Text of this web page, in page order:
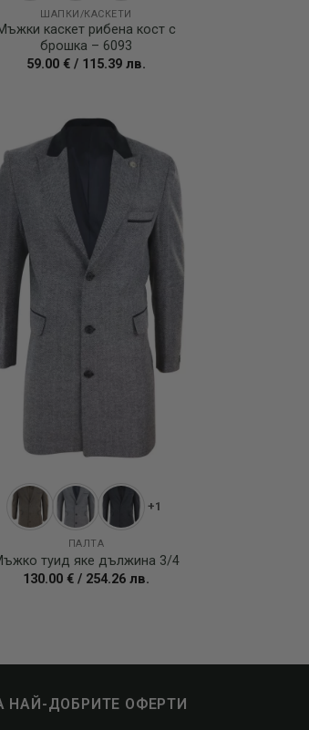
ШАПКИ/КАСКЕТИ
каскет рибена кост с
брошка – 6093
59.00 € / 115.39 лв.
Add to
wishlist
+1
ПАЛТА
туид яке дължина 3/4
130.00 € / 254.26 лв.
НАЙ-ДОБРИТЕ ОФЕРТИ